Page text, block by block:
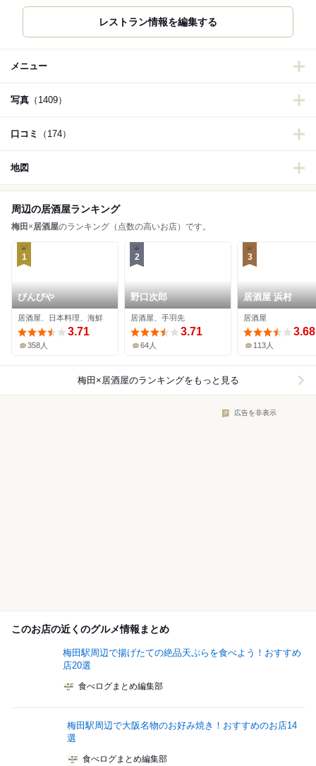
レストラン情報を編集する
メニュー
写真 （1409）
口コミ （174）
地図
周辺の居酒屋ランキング
梅田 ×居酒屋のランキング（点数の高いお店）です。
1
びんびや
居酒屋、日本料理、海鮮
3.71
358人
2
野口次郎
居酒屋、手羽先
3.71
64人
3
居酒屋 浜村
居酒屋
3.68
113人
梅田×居酒屋のランキングをもっと見る
広告を非表示
このお店の近くのグルメ情報まとめ
梅田駅周辺で揚げたての絶品天ぷらを食べよう！おすすめ
店20選
食べログまとめ編集部
梅田駅周辺で大阪名物のお好み焼き！おすすめのお店14
選
食べログまとめ編集部